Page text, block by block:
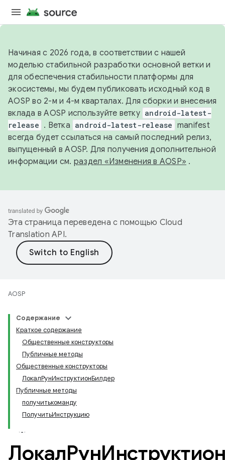
Начиная с 2026 года, в соответствии с нашей
моделью стабильной разработки основной ветки и
для обеспечения стабильности платформы для
экосистемы, мы будем публиковать исходный код в
AOSP во 2-м и 4-м кварталах. Для сборки и внесения
вклада в AOSP используйте ветку android-latest-
release . Ветка android-latest-release manifest
всегда будет ссылаться на самый последний релиз,
выпущенный в AOSP. Для получения дополнительной
информации см. раздел «Изменения в AOSP» .
Эта страница переведена с помощью Cloud
Translation API.
AOSP
Содержание
Краткое содержание
Общественные конструкторы
Публичные методы
Общественные конструкторы
ЛокалРунИнструктионБилдер
Публичные методы
получитькоманду
ПолучитьИнструкцию